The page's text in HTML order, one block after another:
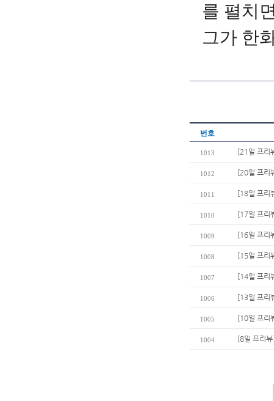
를 펼치
그가 한
번호
1013 [21일 프리
1012 [20일 프리
1011 [18일 프리
1010 [17일 프리
1009 [16일 프리
1008 [15일 프리
1007 [14일 프리
1006 [13일 프리
1005 [10일 프리
1004 [8일 프리